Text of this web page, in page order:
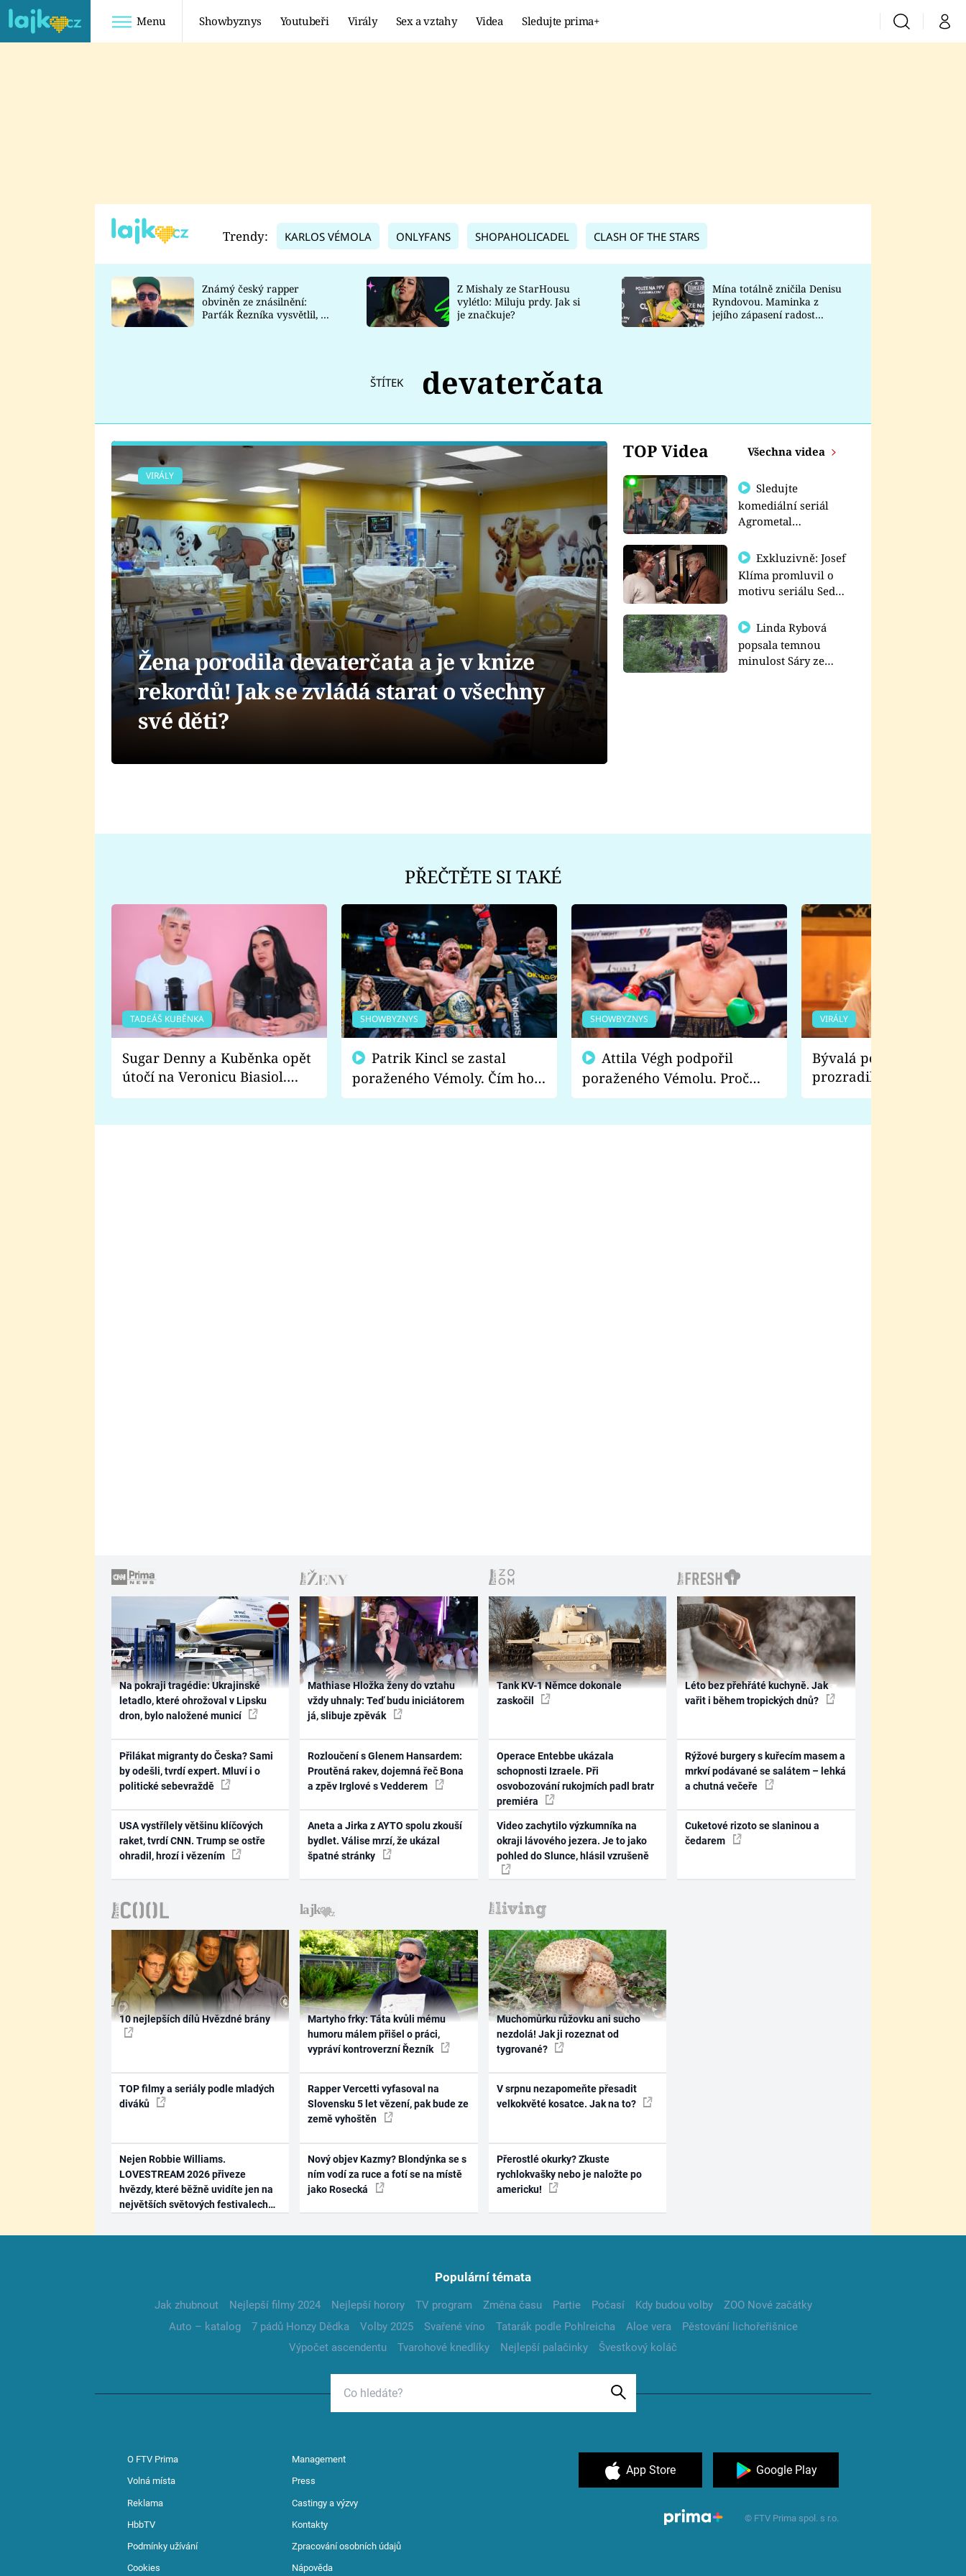
Menu Showbyznys Youtubeři Virály Sex a vztahy Videa Sledujte prima+ VyhledáváníMůj
TADEÁŠ KUBĚNKA
DATEL
Prima Lajk
Sledujte nás
Trendy: KARLOS VÉMOLA ONLYFANS SHOPAHOLICADEL CLASH OF THE STARS
Známý český rapper
obviněn ze znásilnění:
Parťák Řezníka vysvětlil, co
Z Mishaly ze StarHousu
vylétlo: Miluju prdy. Jak si
je značkuje?
Mína totálně zničila Denisu
Ryndovou. Maminka z
jejího zápasení radost
ŠTÍTEK devaterčata
TOP Videa Všechna videa
Sledujte
komediální seriál
Agrometal
prima+
Exkluzivně: Josef
Klíma promluvil o
motivu seriálu Sedm
Linda Rybová
popsala temnou
minulost Sáry ze
VIRÁLY
Žena porodila devaterčata a je v knize
rekordů! Jak se zvládá starat o všechny
své děti?
PŘEČTĚTE SI TAKÉ
TADEÁŠ KUBĚNKA
Sugar Denny a Kuběnka opět
útočí na Veronicu Biasiol.
Proč je podle nich falešná a
SHOWBYZNYS
poraženého Vémoly. Čím ho
fanoušci naštvali?
SHOWBYZNYS
poraženého Vémolu. Proč
chce raději zápasit s ním než
VIRÁLY
Bývalá pornoherečka
prozradila, co ji
natáčení Euforie.
Na pokraji tragédie: Ukrajinské
letadlo, které ohrožoval v Lipsku
dron, bylo naložené municí
Přilákat migranty do Česka? Sami
by odešli, tvrdí expert. Mluví i o
politické sebevraždě
USA vystřílely většinu klíčových
raket, tvrdí CNN. Trump se ostře
ohradil, hrozí i vězením
Mathiase Hložka ženy do vztahu
vždy uhnaly: Teď budu iniciátorem
já, slibuje zpěvák
Rozloučení s Glenem Hansardem:
Proutěná rakev, dojemná řeč Bona
a zpěv Irglové s Vedderem
Aneta a Jirka z AYTO spolu zkouší
bydlet. Válise mrzí, že ukázal
špatné stránky
Tank KV-1 Němce dokonale
zaskočil
Operace Entebbe ukázala
schopnosti Izraele. Při
osvobozování rukojmích padl bratr
premiéra
Video zachytilo výzkumníka na
okraji lávového jezera. Je to jako
pohled do Slunce, hlásil vzrušeně
Léto bez přehřáté kuchyně. Jak
vařit i během tropických dnů?
Rýžové burgery s kuřecím masem a
mrkví podávané se salátem – lehká
a chutná večeře
Cuketové rizoto se slaninou a
čedarem
10 nejlepších dílů Hvězdné brány
TOP filmy a seriály podle mladých
diváků
Nejen Robbie Williams.
LOVESTREAM 2026 přiveze
hvězdy, které běžně uvidíte jen na
největších světových festivalech
Martyho frky: Táta kvůli mému
humoru málem přišel o práci,
vypráví kontroverzní Řezník
Rapper Vercetti vyfasoval na
Slovensku 5 let vězení, pak bude ze
země vyhoštěn
Nový objev Kazmy? Blondýnka se s
ním vodí za ruce a fotí se na místě
jako Rosecká
Muchomůrku růžovku ani sucho
nezdolá! Jak ji rozeznat od
tygrované?
V srpnu nezapomeňte přesadit
velkokvěté kosatce. Jak na to?
Přerostlé okurky? Zkuste
rychlokvašky nebo je naložte po
americku!
Populární témata
Jak zhubnout Nejlepší filmy 2024 Nejlepší horory TV program Změna času Partie Počasí Kdy budou volby
ZOO Nové začátky
Auto – katalog
7 pádů Honzy Dědka Volby 2025 Svařené víno Tatarák podle Pohlreicha Aloe vera
Pěstování lichořeřišnice
Výpočet ascendentu
Tvarohové knedlíky Nejlepší palačinky Švestkový koláč
O FTV Prima Management
Volná místa Press
Reklama Castingy a výzvy
HbbTV Kontakty
Podmínky užívání Zpracování osobních údajů
Cookies Nápověda
App Store Google Play
© FTV Prima spol. s r.o.